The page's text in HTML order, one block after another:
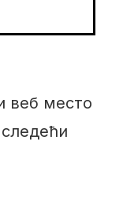
веб место